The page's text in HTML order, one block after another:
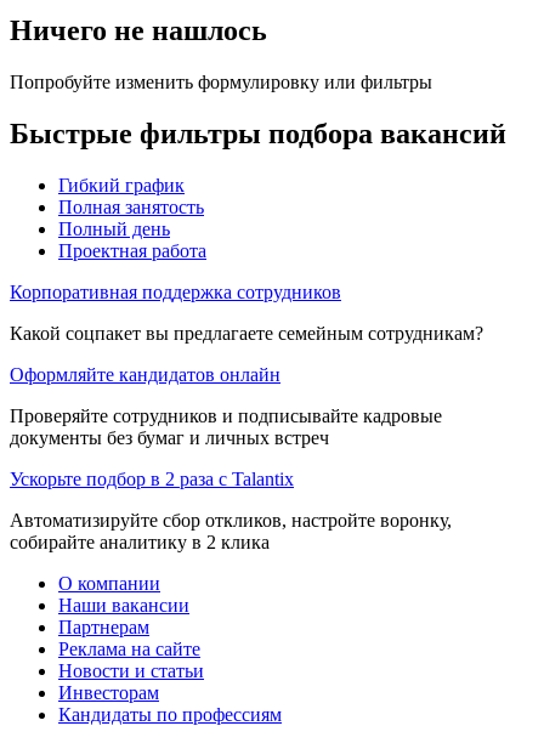
Ничего не нашлось
Попробуйте изменить формулировку или фильтры
Быстрые фильтры подбора вакансий
Гибкий график
Полная занятость
Полный день
Проектная работа
Корпоративная поддержка сотрудников
Какой соцпакет вы предлагаете семейным сотрудникам?
Оформляйте кандидатов онлайн
Проверяйте сотрудников и подписывайте кадровые
документы без бумаг и личных встреч
Ускорьте подбор в 2 раза с Talantix
Автоматизируйте сбор откликов, настройте воронку,
собирайте аналитику в 2 клика
О компании
Наши вакансии
Партнерам
Реклама на сайте
Новости и статьи
Инвесторам
Кандидаты по профессиям